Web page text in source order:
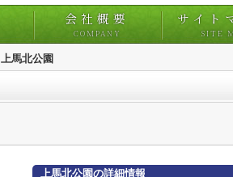
会社概要
COMPANY
サイト
SITE
上馬北公園
上馬北公園の詳細情報